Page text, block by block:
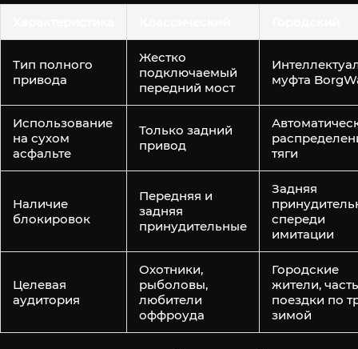
Тип полного
привода
Жестко
подключаемый
передний мост
муфта
Использование
на сухом
асфальте
Только задний
привод
тяги
Наличие
блокировок
Передняя и
задняя
принудительные
Задняя
спереди
имитации
Целевая
аудитория
Охотники,
рыболовы,
любители
оффроуда
Городские
жители,
поездки по
зимой